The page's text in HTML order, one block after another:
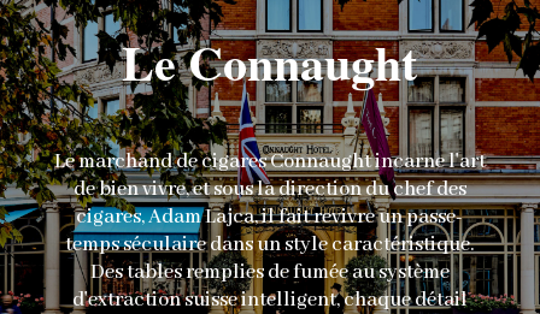
Le Connaught
Le marchand de cigares Connaught incarne l'art
de bien vivre, et sous la direction du chef des
cigares, Adam Lajca, il fait revivre un passe-
temps séculaire dans un style caractéristique.
Des tables remplies de fumée au système
d'extraction suisse intelligent, chaque détail